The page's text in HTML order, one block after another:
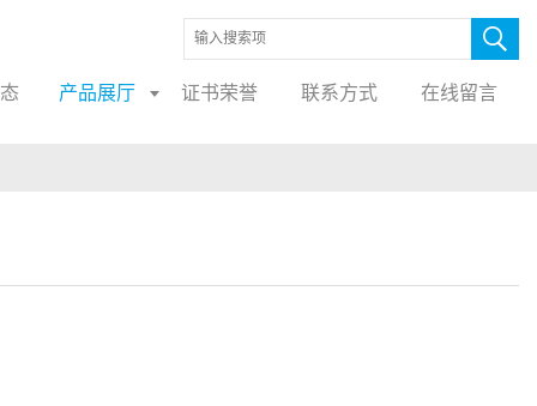
产品展厅 证书荣誉 联系方式 在线留言